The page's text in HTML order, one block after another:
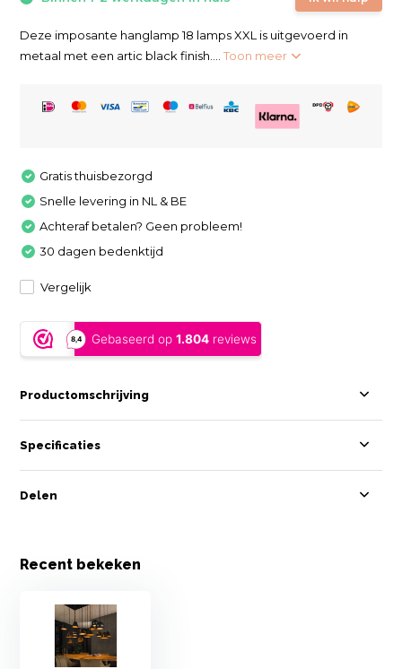
Deze imposante hanglamp 18 lamps XXL is uitgevoerd in
metaal met een artic black finish....Toon meer
Gratis thuisbezorgd
Snelle levering in NL & BE
Achteraf betalen? Geen probleem!
30 dagen bedenktijd
Vergelijk
Productomschrijving
Specificaties
Delen
Recent bekeken